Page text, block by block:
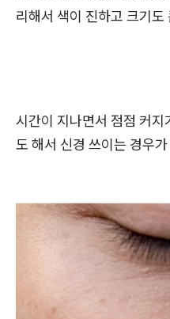
리해서 색이 진하고 크기도
시간이 지나면서 점점 커
도 해서 신경 쓰이는 경우